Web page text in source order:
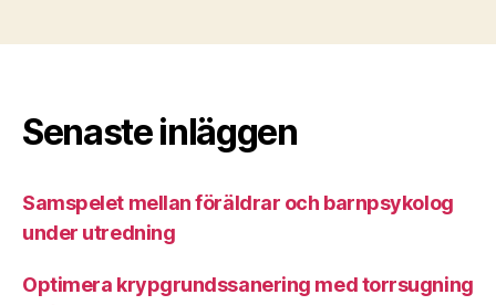
Senaste inläggen
Samspelet mellan föräldrar och barnpsykolog
under utredning
Optimera krypgrundssanering med torrsugning